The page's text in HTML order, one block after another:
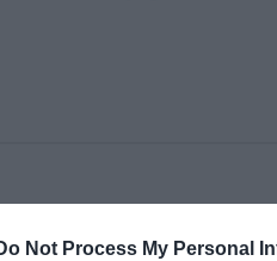
Not Process My Personal
a budapesti
Ivanovjával (rendezõ: